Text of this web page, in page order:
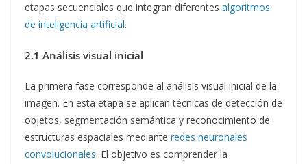
etapas secuenciales que integran diferentes algoritmos
de inteligencia artificial.
2.1 Análisis visual inicial
La primera fase corresponde al análisis visual inicial de la
imagen. En esta etapa se aplican técnicas de detección de
objetos, segmentación semántica y reconocimiento de
estructuras espaciales mediante redes neuronales
convolucionales. El objetivo es comprender la